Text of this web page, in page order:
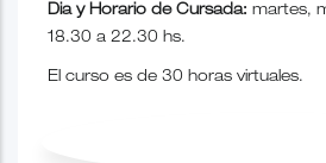
Dia y Horario de Cursada: martes,
18.30 a 22.30 hs.
El curso es de 30 horas virtuales.